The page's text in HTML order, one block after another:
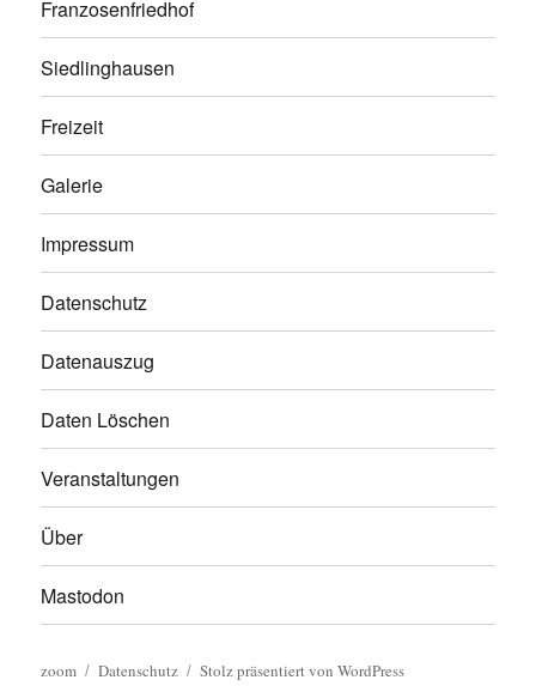
Franzosenfriedhof
Siedlinghausen
Freizeit
Galerie
Impressum
Datenschutz
Datenauszug
Daten Löschen
Veranstaltungen
Über
Mastodon
zoom Datenschutz Stolz präsentiert von WordPress